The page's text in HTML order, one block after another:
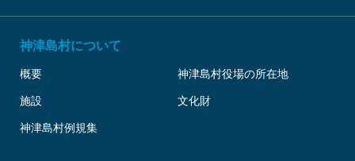
神津島村について
概要 神津島村役場の所在地
施設 文化財
神津島村例規集